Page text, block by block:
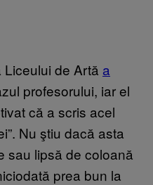
de Artă a
profesorului, iar el
că a scris acel
Nu ştiu dacă asta
sau lipsă de coloană
prea bun la